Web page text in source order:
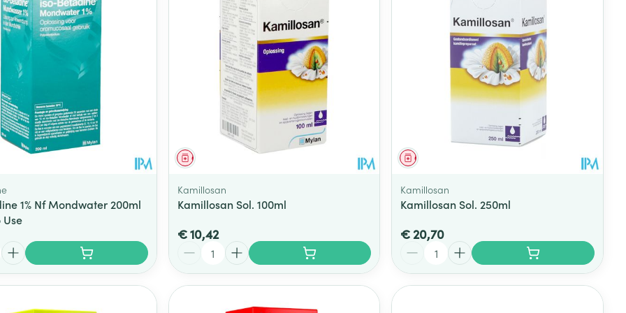
-
Supplementen
Insectenwerende
middelen
Parfums en
geurproducten
Zelfbruiner CBD
Toon meer
Mondmaskers
1% Nf Mondwater 200ml
Use
Geneesmiddel
Kamillosan
Kamillosan Sol. 100ml
€ 10,42
Geneesmiddel
Kamillosan
Kamillosan Sol. 250ml
€ 20,70